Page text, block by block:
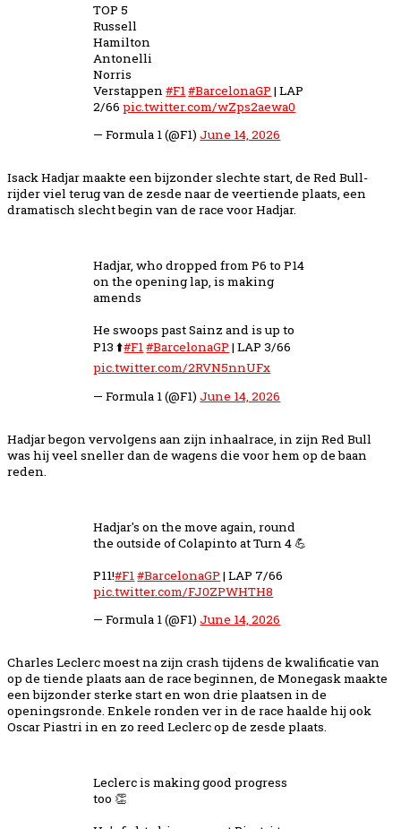
TOP 5
Russell
Hamilton
Antonelli
Norris
Verstappen#F1 #BarcelonaGP | LAP
2/66pic.twitter.com/wZps2aewa0
— Formula 1 (@F1)June 14, 2026
Isack Hadjar maakte een bijzonder slechte start, de Red Bull-
rijder viel terug van de zesde naar de veertiende plaats, een
dramatisch slecht begin van de race voor Hadjar.
Hadjar, who dropped from P6 to P14
on the opening lap, is making
amends
He swoops past Sainz and is up to
P13 ⬆️#F1#BarcelonaGP | LAP 3/66
pic.twitter.com/2RVN5nnUFx
— Formula 1 (@F1)June 14, 2026
Hadjar begon vervolgens aan zijn inhaalrace, in zijn Red Bull
was hij veel sneller dan de wagens die voor hem op de baan
reden.
Hadjar's on the move again, round
the outside of Colapinto at Turn 4 💪
P11!#F1 #BarcelonaGP | LAP 7/66
pic.twitter.com/FJ0ZPWHTH8
— Formula 1 (@F1)June 14, 2026
Charles Leclerc moest na zijn crash tijdens de kwalificatie van
op de tiende plaats aan de race beginnen, de Monegask maakte
een bijzonder sterke start en won drie plaatsen in de
openingsronde. Enkele ronden ver in de race haalde hij ook
Oscar Piastri in en zo reed Leclerc op de zesde plaats.
Leclerc is making good progress
too 👏